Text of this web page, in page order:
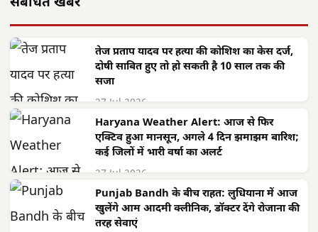
तेज प्रताप यादव पर हत्या की कोशिश का केस दर्ज,
दोषी साबित हुए तो हो सकती है 10 साल तक की
सजा
27 Jul 2026
Haryana Weather Alert: आज से फिर
एक्टिव हुआ मानसून, अगले 4 दिन झमाझम बारिश;
कई जिलों में भारी वर्षा का अलर्ट
27 Jul 2026
Punjab Bandh के बीच राहत: लुधियाना में आज
खुलेंगे आम आदमी क्लीनिक, डॉक्टर देंगे रोजाना की
तरह सेवाएं